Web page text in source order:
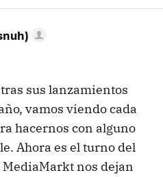
sus lanzamientos
vamos viendo cada
hacernos con alguno
Ahora es el turno del
MediaMarkt nos dejan